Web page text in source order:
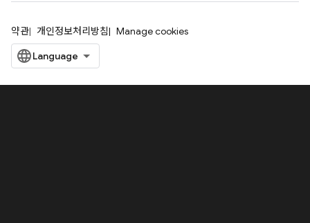
약관 개인정보처리방침 Manage cookies